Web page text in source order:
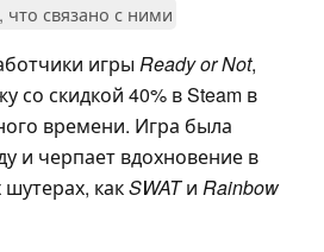
что связано с ними
игры Ready or Not,
со скидкой 40% в Steam в
времени. Игра была
и черпает вдохновение в
какSWATи Rainbow